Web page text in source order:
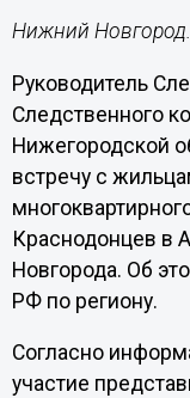
Нижний Новгород.
Руководитель
Следственного
Нижегородской
встречу с
Краснодонцев в
Новгорода. Об
РФ по региону.
Согласно
участие